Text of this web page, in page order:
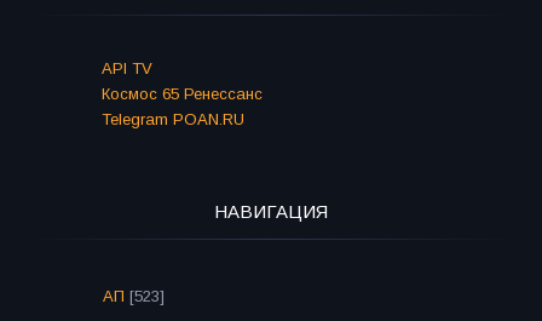
API TV
Космос 65 Ренессанс
Telegram POAN.RU
НАВИГАЦИЯ
АП [523]